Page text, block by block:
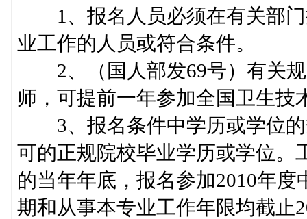
1、报名人员必须在有关部门
业工作的人员或符合条件。
2、（国人部发69号）有关规
师，可提前一年参加全国卫生技
3、报名条件中学历或学位的
可的正规院校毕业学历或学位。
的当年年底，报名参加2010年
期和从事本专业工作年限均截止